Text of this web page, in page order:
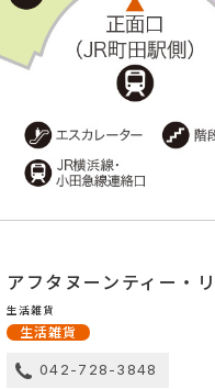
アフタヌーンティー・テ
042-728-3849
アフタヌーンティー・
生活雑貨
生活雑貨
042-728-3848